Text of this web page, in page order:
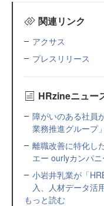
関連リンク
アクサス
プレスリリース
HRzineニュー
障がいのある社員
業務推進グループ
離職改善に特化し
エー ourlyカンパニ
小岩井乳業が「
入、人材データ活
もっと読む